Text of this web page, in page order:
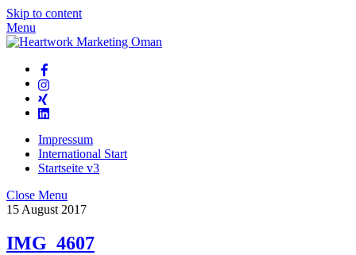
Skip to content
Menu
Impressum
International Start
Startseite v3
Close Menu
15 August 2017
IMG_4607